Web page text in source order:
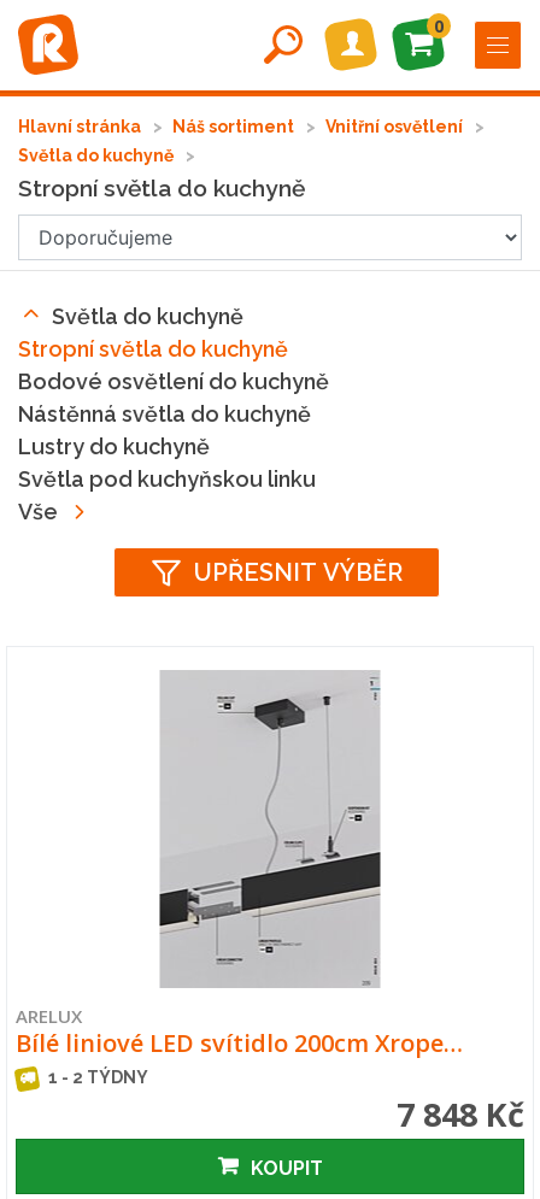
0
Hlavní stránka Náš sortiment
Vnitřní osvětlení
Světla do kuchyně
Stropní světla do kuchyně
Světla do kuchyně
Stropní světla do kuchyně
Bodové osvětlení do kuchyně
Nástěnná světla do kuchyně
Lustry do kuchyně
Světla pod kuchyňskou linku
Vše
UPŘESNIT VÝBĚR
ARELUX
Bílé liniové LED svítidlo 200cm Xrope…
1 - 2 TÝDNY
7 848 Kč
KOUPIT